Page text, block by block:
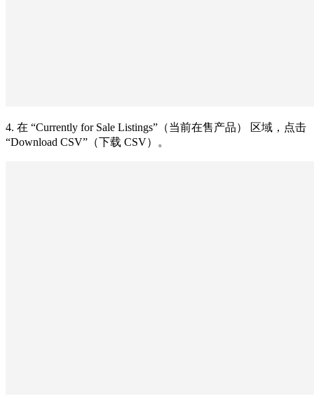
4. 在 “Currently for Sale Listings”（当前在售产品） 区域，点击
“Download CSV”（下载 CSV）。